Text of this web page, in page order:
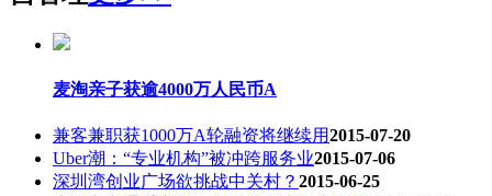
麦淘亲子获逾4000万人民币A
兼客兼职获1000万A轮融资将继续用2015-07-20
Uber潮：“专业机构”被冲跨服务业2015-07-06
深圳湾创业广场欲挑战中关村？ 2015-06-25